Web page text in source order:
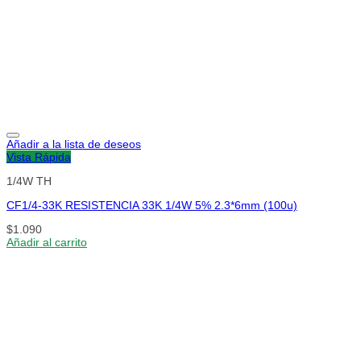
Añadir a la lista de deseos
Vista Rápida
1/4W TH
CF1/4-33K RESISTENCIA 33K 1/4W 5% 2.3*6mm (100u)
$1.090
Añadir al carrito